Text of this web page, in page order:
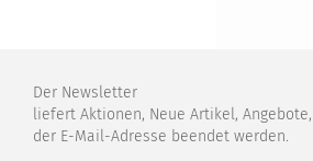
Der Newsletter
liefert Aktionen, Neue Artikel,
der E-Mail-Adresse beendet werden.